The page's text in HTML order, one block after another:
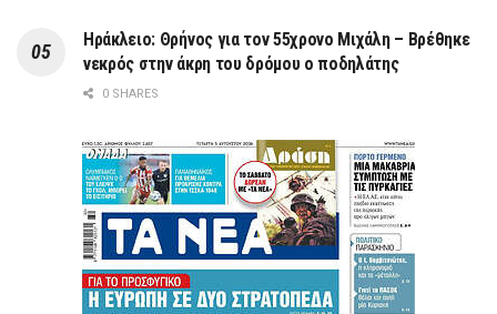
Ηράκλειο: Θρήνος για τον 55χρονο Μιχάλη – Βρέθηκε
νεκρός στην άκρη του δρόμου ο ποδηλάτης
0 SHARES